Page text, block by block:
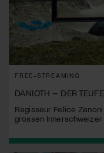
FREE-STREAMING
DANIOTH – DER
Regisseur Felice
grossen Innerschweizer